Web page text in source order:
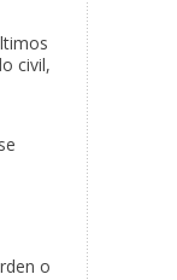
civil,
o